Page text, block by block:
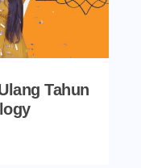
Tahun